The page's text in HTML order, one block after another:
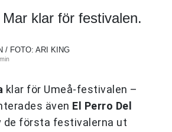
klar för festivalen.
/ FOTO: ARI KING
klar för Umeå-festivalen –
även El Perro Del
de första festivalerna ut